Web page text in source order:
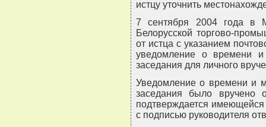
истцу уточнить
7 сентября 2004 года в
Белорусской торгово-
от истца с указанием
уведомление о времени и
заседания для личного
Уведомление о времени и
заседания было вручено
подтверждается
с подписью руководителя